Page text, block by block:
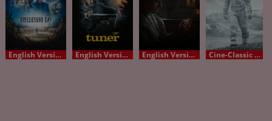
English Version - OV English Version - OV English Version - OV Cine-Classic OV